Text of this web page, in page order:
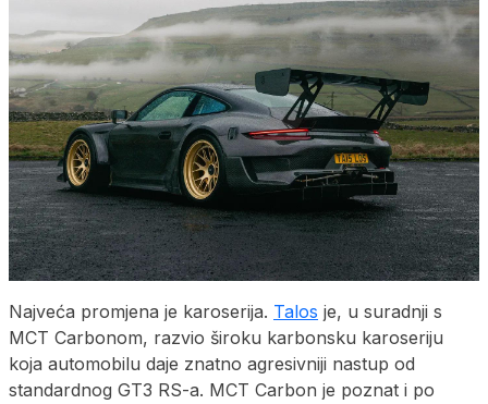
Najveća promjena je karoserija. Talos je, u suradnji s
MCT Carbonom, razvio široku karbonsku karoseriju
koja automobilu daje znatno agresivniji nastup od
standardnog GT3 RS-a. MCT Carbon je poznat i po